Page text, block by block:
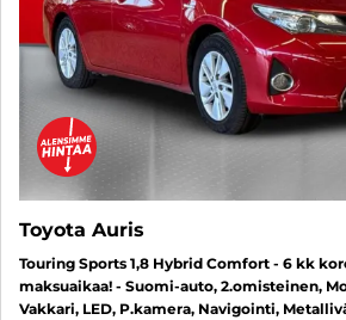
Toyota Auris
Touring Sports 1,8 Hybrid Comfort - 6 kk
maksuaikaa! - Suomi-auto, 2.omisteinen,
Vakkari, LED, P.kamera, Navigointi,